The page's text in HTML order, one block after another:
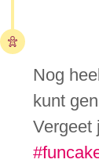
Nog
kunt
Vergeet